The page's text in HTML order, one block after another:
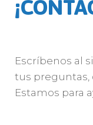
Escríbenos al
tus preguntas,
Estamos para